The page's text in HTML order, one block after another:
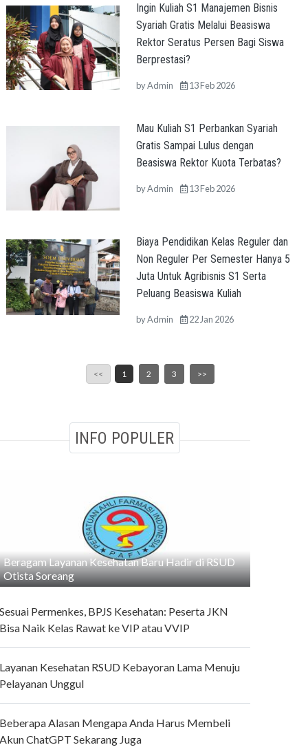
Ingin Kuliah S1 Manajemen Bisnis
Syariah Gratis Melalui Beasiswa
Rektor Seratus Persen Bagi Siswa
Berprestasi?
byAdmin 13 Feb 2026
Mau Kuliah S1 Perbankan Syariah
Gratis Sampai Lulus dengan
Beasiswa Rektor Kuota Terbatas?
byAdmin 13 Feb 2026
Biaya Pendidikan Kelas Reguler dan
Non Reguler Per Semester Hanya 5
Juta Untuk Agribisnis S1 Serta
Peluang Beasiswa Kuliah
byAdmin 22 Jan 2026
<< 1 2 3 >>
INFO POPULER
Beragam Layanan Kesehatan Baru Hadir di RSUD
Otista Soreang
Permenkes, BPJS Kesehatan: Peserta JKN
Naik Kelas Rawat ke VIP atau VVIP
Kesehatan RSUD Kebayoran Lama Menuju
Unggul
Alasan Mengapa Anda Harus Membeli
ChatGPT Sekarang Juga